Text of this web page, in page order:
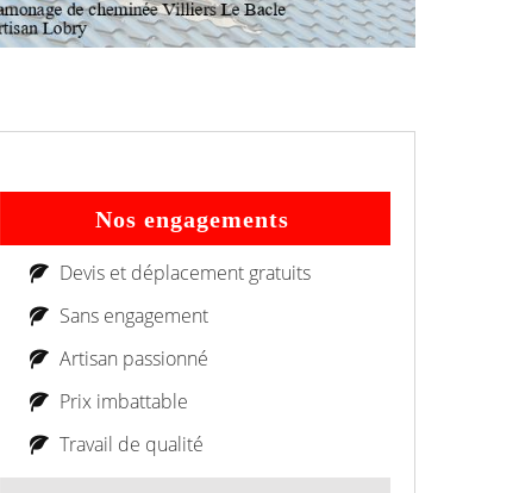
Nos engagements
Devis et déplacement gratuits
Sans engagement
Artisan passionné
Prix imbattable
Travail de qualité